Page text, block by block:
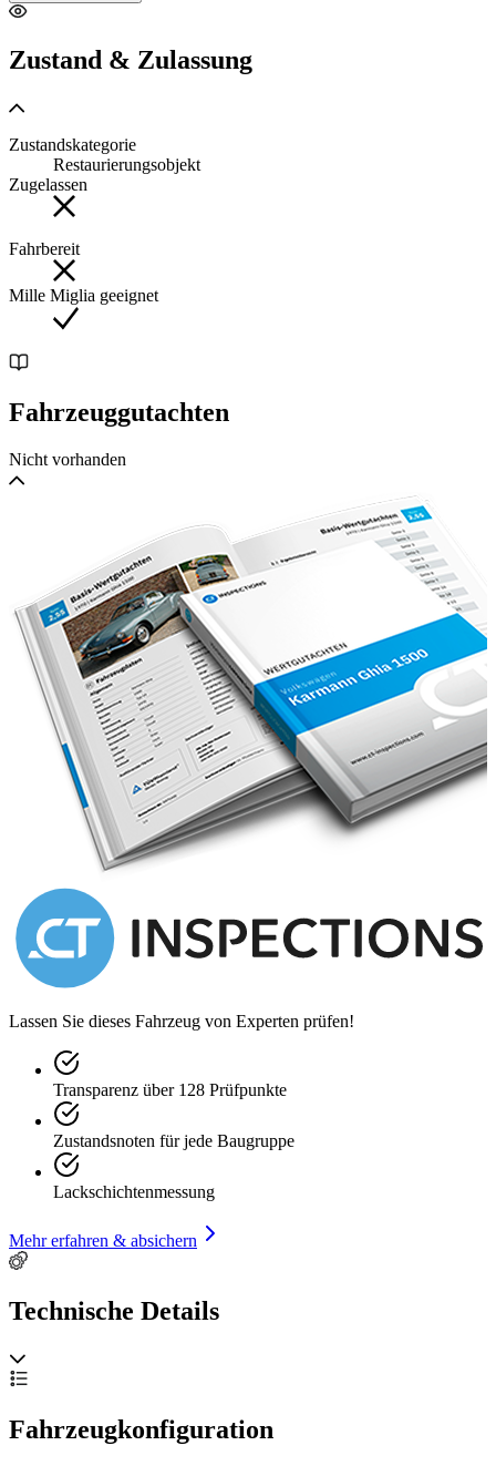
Si considera riservata la vettura solamente nel momento in cui viene
E' preferibile fissare un appuntamento per visionare la vettura.
www.carrozzeriabaresi.com
Zustand & Zulassung
Zustandskategorie
Restaurierungsobjekt
Zugelassen
Fahrbereit
Mille Miglia geeignet
Fahrzeuggutachten
Nicht vorhanden
Lassen Sie dieses Fahrzeug von Experten prüfen!
Transparenz über 128 Prüfpunkte
Zustandsnoten für jede Baugruppe
Lackschichtenmessung
Mehr erfahren & absichern
Technische Details
Fahrzeugkonfiguration